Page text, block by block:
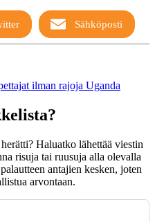
Sähköposti
ilman rajoja Uganda
Haluatko lähettää viestin
risuja tai ruusuja alla olevalla
antajien kesken, joten
arvontaan.